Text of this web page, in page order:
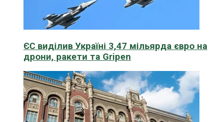
ЄС виділив Україні 3,47 мільярда євро на
дрони, ракети та Gripen